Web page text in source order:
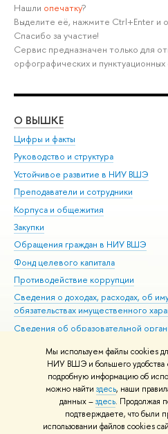
Мы используем файлы cookies
НИУ ВШЭ и большего удобства
подробную информацию об
можно найти здесь, наши
данных –здесь. Продолжая
подтверждаете, что были
использовании файлов cookies
Нашли опечатку?
Выделите её, нажмите Ctrl+Enter и
Спасибо за участие!
Сервис предназначен только для
орфографических и пунктуационных
О ВЫШКЕ
Цифры и факты
Руководство и структура
Устойчивое развитие в НИУ ВШЭ
Преподаватели и сотрудники
Корпуса и общежития
Закупки
Обращения граждан в НИУ ВШЭ
Фонд целевого капитала
Противодействие коррупции
Сведения о доходах, расходах, об
обязательствах имущественного
Сведения об образовательной
Людям с ограниченными
Единая платежная страница
Работа в Вышке
© НИУ ВШЭ 1993–2026 Адреса и